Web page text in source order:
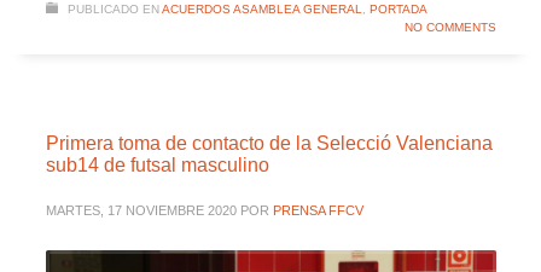
PUBLICADO EN ACUERDOS ASAMBLEA GENERAL
PORTADA
NO COMMENTS
Primera toma de contacto de la Selecció Valenciana
sub14 de futsal masculino
MARTES, 17 NOVIEMBRE 2020 POR PRENSA FFCV